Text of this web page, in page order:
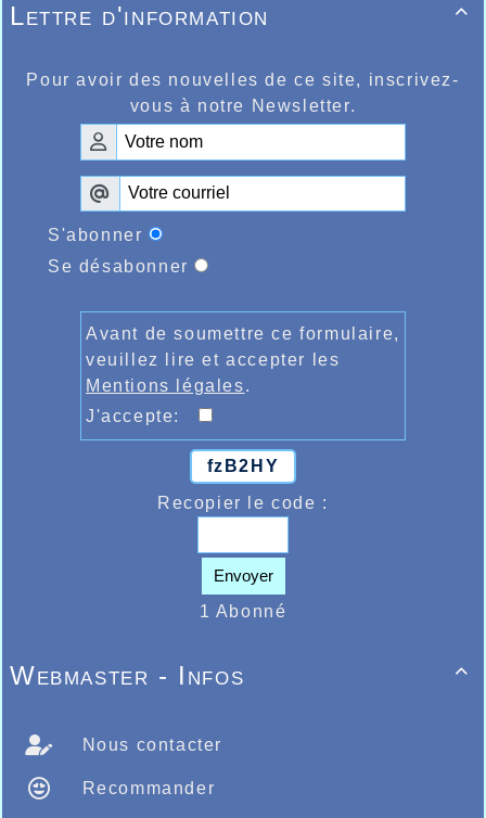

Lettre d'information
Pour avoir des nouvelles de ce site, inscrivez-
vous à notre Newsletter.
S'abonner
Se désabonner
Avant de soumettre ce formulaire,
veuillez lire et accepter les
Mentions légales.
J'accepte:
fzB2HY
Recopier le code :
Envoyer
1 Abonné

Webmaster - Infos
Nous contacter
Recommander